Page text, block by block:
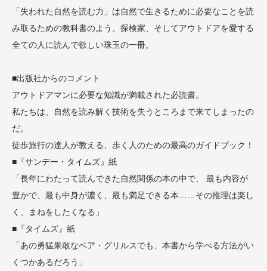
「失われた自然を読む力」は自然で生きるために必要なことを読
み取るための教科書のよう。探検家、そしてアウトドアを愛する
全ての人に読んで欲しい珠玉の一冊。
■出版社からのコメント
アウトドアマンに必要な知識が満載された必読書。
私たちは、自然を読み解く技術を失うところまで来てしまったの
だ。
徒歩旅行の達人が教える、歩く人のための最高のガイドブック！
■『サンデー・タイムズ』紙
「長年にわたって読んできた自然関係の本の中で、 最も内容が
豊かで、最も中身が濃く、最も満足できる本……その推理は楽し
く、まねをしたくなる」
■『タイムズ』紙
「あの勇猛果敢なベア・グリルスでも、本書から学べる方法がい
くつかあるだろう」